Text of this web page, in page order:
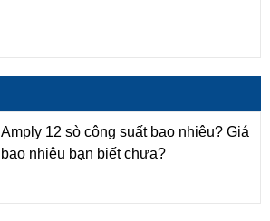
Amply 12 sò công suất bao nhiêu? Giá
bao nhiêu bạn biết chưa?